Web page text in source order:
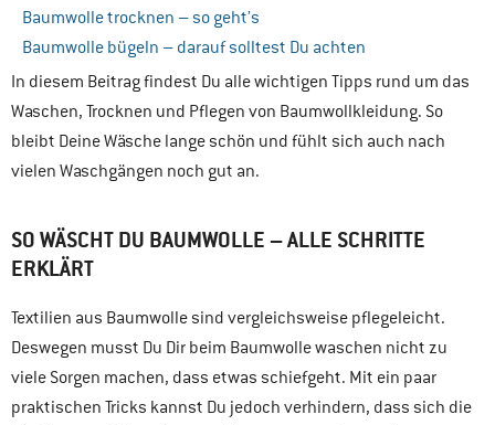
Baumwolle trocknen – so geht’s
Baumwolle bügeln – darauf solltest Du achten
In diesem Beitrag findest Du alle wichtigen Tipps rund um das
Waschen, Trocknen und Pflegen von Baumwollkleidung. So
bleibt Deine Wäsche lange schön und fühlt sich auch nach
vielen Waschgängen noch gut an.
SO WÄSCHT DU BAUMWOLLE – ALLE SCHRITTE
ERKLÄRT
Textilien aus Baumwolle sind vergleichsweise pflegeleicht.
Deswegen musst Du Dir beim Baumwolle waschen nicht zu
viele Sorgen machen, dass etwas schiefgeht. Mit ein paar
praktischen Tricks kannst Du jedoch verhindern, dass sich die